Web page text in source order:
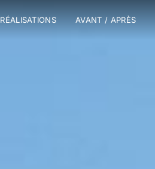
RÉALISATIONS AVANT / APRÈS